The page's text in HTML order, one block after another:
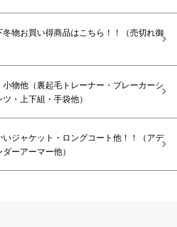
物お買い得商品はこちら！！（売切れ御
物他（裏起毛トレーナー・ブレーカーシ
・上下組・手袋他）
ジャケット・ロングコート他！！（アデ
ーアーマー他）